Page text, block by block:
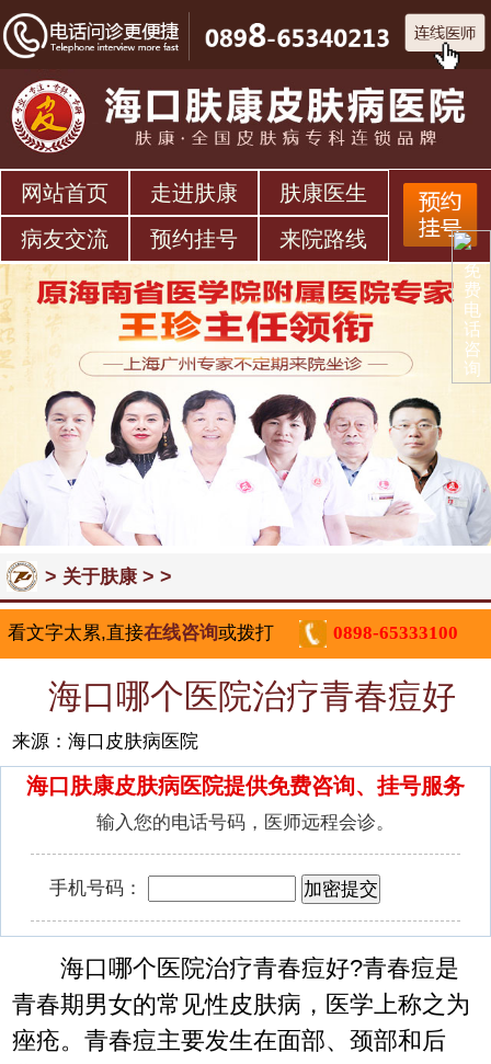
网站首页 走进肤康
肤康医生
病友交流
预约挂号 来院路线
> 关于肤康> >
看文字太累,直接在线咨询或拨打 0898-65333100
海口哪个医院治疗青春痘好
来源：海口皮肤病医院
海口肤康皮肤病医院提供免费咨询、挂号服务
输入您的电话号码，医师远程会诊。
手机号码：
海口哪个医院治疗青春痘好?青春痘是
青春期男女的常见性皮肤病，医学上称之为
痤疮。青春痘主要发生在面部、颈部和后
免
费
电
话
咨
询